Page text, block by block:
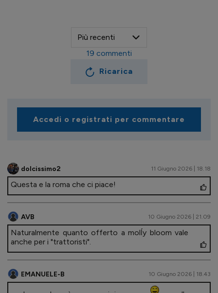
Ricarica
19 commenti
Accedi o registrati per commentare
dolcissimo2 11 Giugno 2026 | 18.18
Questa e la roma che ci piace!
AVB 10 Giugno 2026 | 21.09
Naturalmente quanto offerto a molĺy bloom vale
anche per i "trattoristi".
EMANUELE-B 10 Giugno 2026 | 18.43